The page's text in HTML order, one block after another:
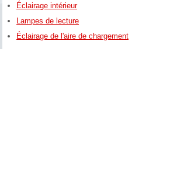
Éclairage intérieur
Lampes de lecture
Éclairage de l'aire de chargement